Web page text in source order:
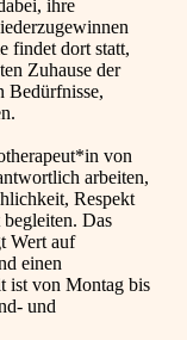
ihre
findet dort statt,
Zuhause der
Bedürfnisse,
von
arbeiten,
Respekt
Das
Wert auf
einen
ist von Montag bis
und